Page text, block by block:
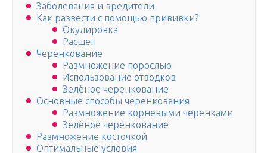
Заболевания и вредители
Как развести с помощью прививки?
Окулировка
Расщеп
Черенкование
Размножение порослью
Использование отводков
Зелёное черенкование
Основные способы черенкования
Размножение корневыми черенками
Зелёное черенкование
Размножение косточкой
Оптимальные условия